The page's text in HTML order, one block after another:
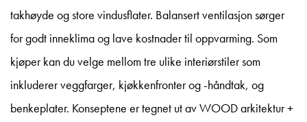
takhøyde og store vindusflater. Balansert ventilasjon sørger
for godt inneklima og lave kostnader til oppvarming. Som
kjøper kan du velge mellom tre ulike interiørstiler som
inkluderer veggfarger, kjøkkenfronter og -håndtak, og
benkeplater. Konseptene er tegnet ut av WOOD arkitektur +